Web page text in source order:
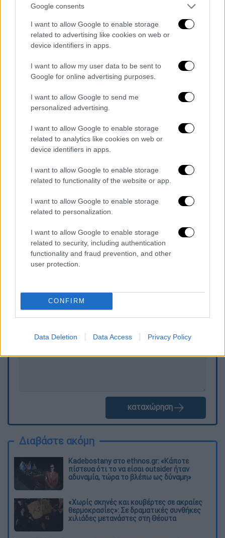
Google consents
I want to allow Google to enable storage
related to advertising like cookies on web or
device identifiers in apps.
I want to allow my user data to be sent to
Google for online advertising purposes.
I want to allow Google to send me
personalized advertising.
I want to allow Google to enable storage
related to analytics like cookies on web or
device identifiers in apps.
I want to allow Google to enable storage
related to functionality of the website or app.
I want to allow Google to enable storage
related to personalization.
I want to allow Google to enable storage
related to security, including authentication
functionality and fraud prevention, and other
user protection.
CONFIRM
Data Deletion Data Access Privacy Policy
ούρλιαζαν, καλώντας τους πολίτες να μην
πατούν τα νερά στο οδόστρωμα και να
και καλώδια ηλεκτροδότησης. Λίγη ώρα
αργότερα συνεργείο του ΔΕΔΔΗΕ έκοψε το
ρεύμα και ο κίνδυνος αποσοβήθηκε. Λίγο
πριν τις έντεκα, οι φλόγες είχαν περιοριστεί
ΕΘΝΟΣ θα παρεμβαίνει και τα προσβλητικά σχόλια θα
διαγράφονται
καταχώρηση
Διαβάστε ακόμη
Kadebostany στο ethnos.gr: «Κάποτε
πίστευα ότι το να είσαι outsider ήταν
αδυναμία, τώρα το βλέπω ως δύναμη»
«Χωρίς σκηνές και κουβέρτες σε ακραίες
θερμοκρασίες»: Σε δραματικές συνθήκες
χιλιάδες μετανάστες στη Θέουτα